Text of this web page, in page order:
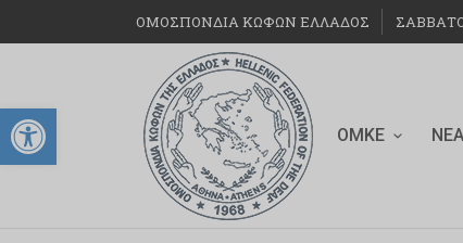
Ανοίξτε τη γραμμή εργαλείων
ΟΜΟΣΠΟΝΔΙΑ ΚΩΦΩΝ ΕΛΛΑΔΟΣ
ΟΜΚΕ ΝΈΑ